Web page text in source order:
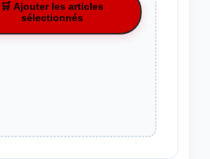
🛒 Ajouter les articles
sélectionnés